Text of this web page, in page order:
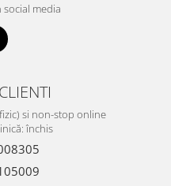
social media
si non-stop online
închis